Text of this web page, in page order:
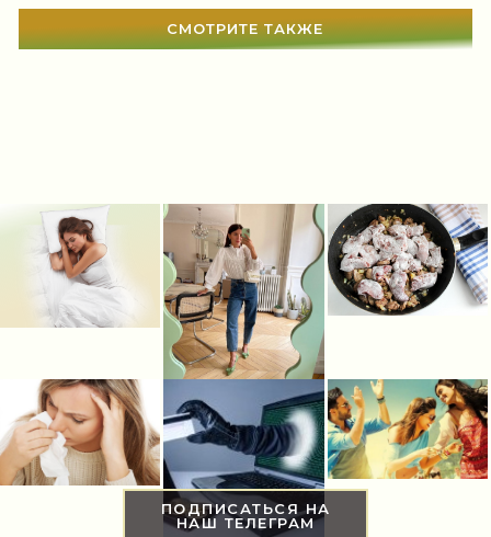
Мир женщины (1812)
СМОТРИТЕ ТАКЖЕ
ПОДПИСАТЬСЯ НА
НАШ ТЕЛЕГРАМ